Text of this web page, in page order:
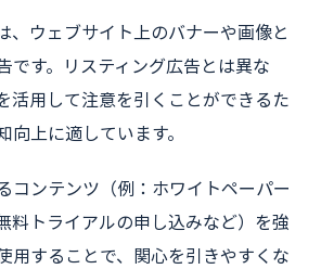
、ウェブサイト上のバナーや画像と
です。リスティング広告とは異な
活用して注意を引くことができるた
上に適しています。
コンテンツ（例：ホワイトペーパー
料トライアルの申し込みなど）を強
用することで、関心を引きやすくな